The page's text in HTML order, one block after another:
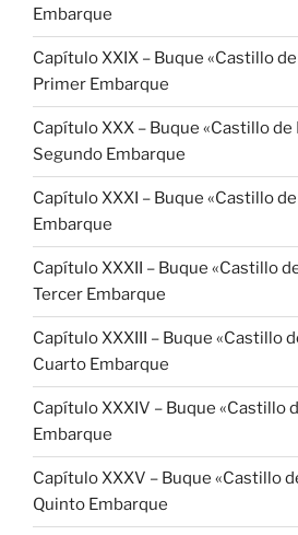
Embarque
Capítulo XXIX – Buque «Castillo
Primer Embarque
Capítulo XXX – Buque «Castillo
Segundo Embarque
Capítulo XXXI – Buque «Castillo
Embarque
Capítulo XXXII – Buque «Castillo
Tercer Embarque
Capítulo XXXIII – Buque «Castillo
Cuarto Embarque
Capítulo XXXIV – Buque «Castillo
Embarque
Capítulo XXXV – Buque «Castillo
Quinto Embarque